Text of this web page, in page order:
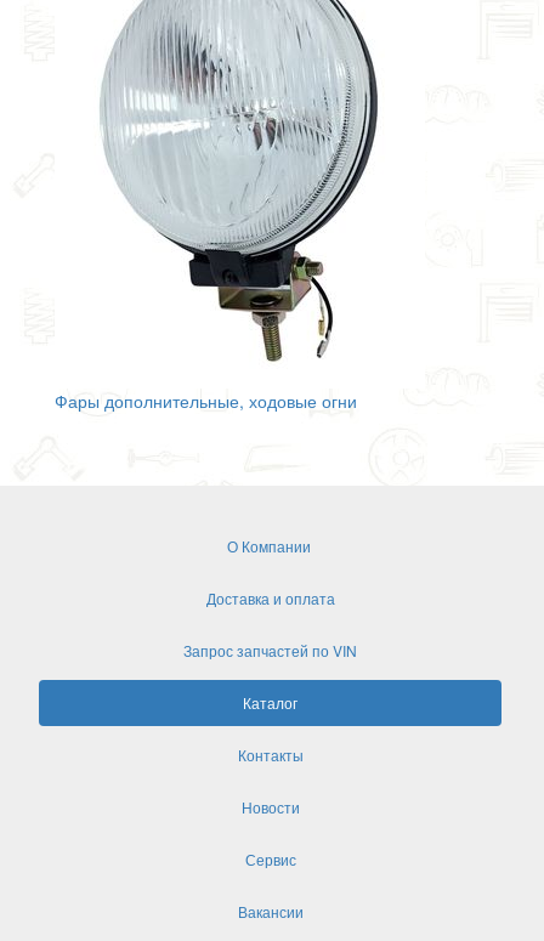
Фары дополнительные, ходовые огни
О Компании
Доставка и оплата
Запрос запчастей по VIN
Каталог
Контакты
Новости
Сервис
Вакансии